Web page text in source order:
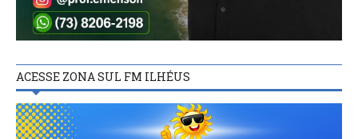
ACESSE ZONA SUL FM ILHÉUS